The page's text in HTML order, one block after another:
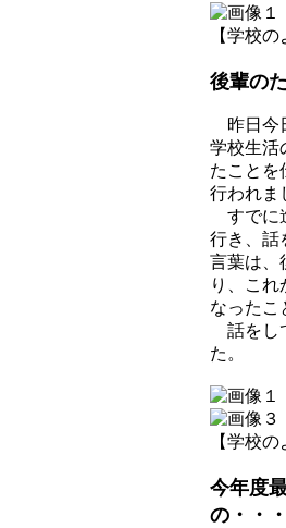
【学校
後輩
昨日今
学校生活
たことを
行われま
すでに
行き、話
言葉は、
り、こ
なったこ
話をし
た。
【学校
今年度
の